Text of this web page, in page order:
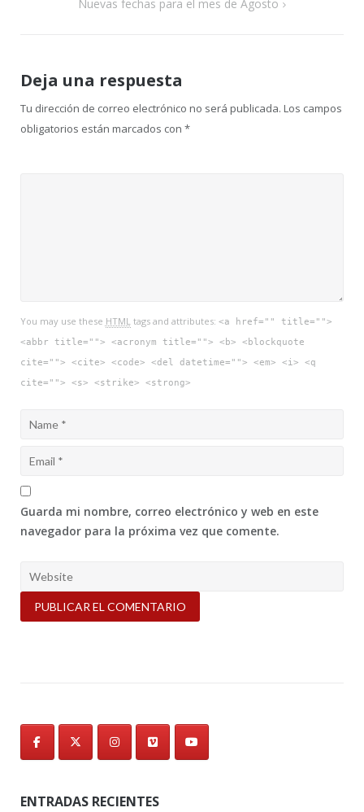
entradasNuevas fechas para el mes de Agosto
Deja una respuesta
Tu dirección de correo electrónico no será publicada. Los campos
obligatorios están marcados con *
You may use these HTMLtags and attributes: <a href="" title="">
<abbr title=""> <acronym title=""> <b> <blockquote
cite=""> <cite> <code> <del datetime=""> <em> <i> <q
cite=""> <s> <strike> <strong>
Guarda mi nombre, correo electrónico y web en este
navegador para la próxima vez que comente.
ENTRADAS RECIENTES